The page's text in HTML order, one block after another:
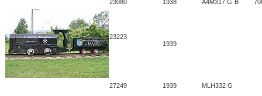
23080 1938 A4M317 G B
23223
1939
27249 1939 MLH332 G